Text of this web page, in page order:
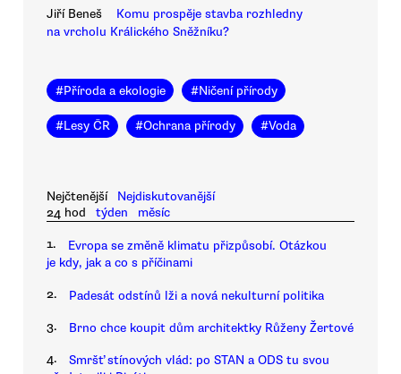
Jiří Beneš
Komu prospěje stavba rozhledny
na vrcholu Králického Sněžníku?
#Příroda a ekologie #Ničení přírody
#Lesy ČR #Ochrana přírody #Voda
Nejčtenější
Nejdiskutovanější
24 hod
týden měsíc
1.
Evropa se změně klimatu přizpůsobí. Otázkou
je kdy, jak a co s příčinami
2. Padesát odstínů lži a nová nekulturní politika
3. Brno chce koupit dům architektky Růženy Žertové
4.
Smršť stínových vlád: po STAN a ODS tu svou